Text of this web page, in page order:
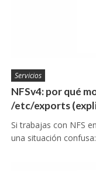
Servicios
NFSv4: por qué
/etc/exports
Si trabajas con NFS
una situación